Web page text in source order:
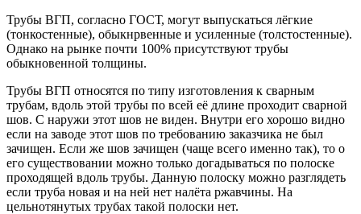
Трубы ВГП, согласно ГОСТ, могут выпускаться лёгкие
(тонкостенные), обыкнрвенные и усиленные (толстостенные).
Однако на рынке почти 100% присутствуют трубы
обыкновенной толщины.
Трубы ВГП относятся по типу изготовления к сварным
трубам, вдоль этой трубы по всей её длине проходит сварной
шов. С наружи этот шов не виден. Внутри его хорошо видно
если на заводе этот шов по требованию заказчика не был
зачищен. Если же шов зачищен (чаще всего именно так), то о
его существовании можно только догадываться по полоске
проходящей вдоль трубы. Данную полоску можно разглядеть
если труба новая и на ней нет налёта ржавчины. На
цельнотянутых трубах такой полоски нет.